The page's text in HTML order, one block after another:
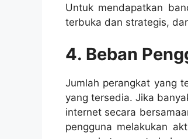
Untuk mendapatkan
terbuka dan strategis,
4. Beban
Jumlah perangkat yang
yang tersedia. Jika
internet secara
pengguna melakukan